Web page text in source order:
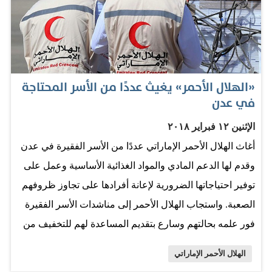
عدن منذ بداية شهر رمضان المبارك.. معبرا عن شكره لدولة
الإمارات لتقديمها مختلف المساعدات للنازحين والمواطنين
في عدن مما خفف عنهم المعاناة التي يتكبدونها جراء الحرب
والنزوح. من ناحيتهم عبر جموع النازحين المستفيدين من
مشروع إفطار صائم عن امتنانهم وشكرهم لدولة الإمارات
العربية المتحدة الشقيقة قيادة وحكومة وشعبا على ما
يقدمونه من دعم ومساعدة للنازحين ولعموم المواطنين
اليمنيين في مختلف محافظات الجمهورية. المصدر: الاتحاد
«الهلال الأحمر» يغيث عددًا من الأسر المحتاجة
في عدن
الإثنين ١٢ فبراير ٢٠١٨
أغاث الهلال الأحمر الإماراتي عددًا من الأسر الفقيرة في عدن
وقدم لها الدعم المادي والمواد الغذائية الأساسية وعمل على
توفير احتياجاتها الضرورية لإعانة أفرادها على تجاوز ظروفهم
الصعبة. واستجاب الهلال الأحمر إلى مناشدات الأسر الفقيرة
فور علمه بحالتهم وسارع بتقديم المساعدة لهم للتخفيف من
الهلال الأحمر الإماراتي